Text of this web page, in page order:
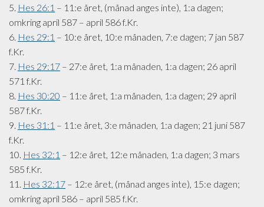
5. Hes 26:1 – 11:e året, (månad anges inte), 1:a dagen;
omkring april 587 – april 586 f.Kr.
6. Hes 29:1 – 10:e året, 10:e månaden, 7:e dagen; 7 jan 587
f.Kr.
7. Hes 29:17 – 27:e året, 1:a månaden, 1:a dagen; 26 april
571 f.Kr.
8. Hes 30:20 – 11:e året, 1:a månaden, 1:a dagen; 29 april
587 f.Kr.
9. Hes 31:1 – 11:e året, 3:e månaden, 1:a dagen; 21 juni 587
f.Kr.
10. Hes 32:1 – 12:e året, 12:e månaden, 1:a dagen; 3 mars
585 f.Kr.
11. Hes 32:17 – 12:e året, (månad anges inte), 15:e dagen;
omkring april 586 – april 585 f.Kr.